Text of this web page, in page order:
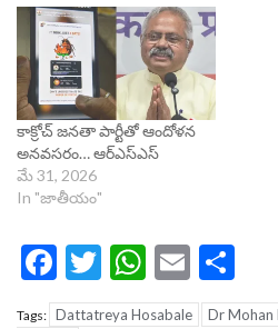
కాక్రోచ్ జనతా పార్టీతో ఆందోళన
అనవసరం… ఆర్ఎస్ఎస్
మే 31, 2026
In "జాతీయం"
Facebook
TwitterEmail
Tags: Dattatreya Hosabale Dr Mohan